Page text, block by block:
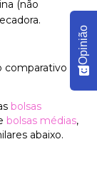
(não
comparativo
bolsas
bolsas médias,
abaixo.
Opinião